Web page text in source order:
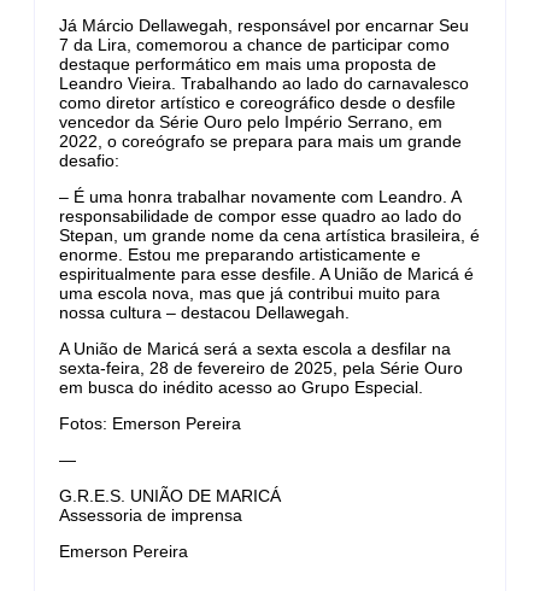
Já Márcio Dellawegah, responsável por encarnar Seu
7 da Lira, comemorou a chance de participar como
destaque performático em mais uma proposta de
Leandro Vieira. Trabalhando ao lado do carnavalesco
como diretor artístico e coreográfico desde o desfile
vencedor da Série Ouro pelo Império Serrano, em
2022, o coreógrafo se prepara para mais um grande
desafio:
– É uma honra trabalhar novamente com Leandro. A
responsabilidade de compor esse quadro ao lado do
Stepan, um grande nome da cena artística brasileira, é
enorme. Estou me preparando artisticamente e
espiritualmente para esse desfile. A União de Maricá é
uma escola nova, mas que já contribui muito para
nossa cultura – destacou Dellawegah.
A União de Maricá será a sexta escola a desfilar na
sexta-feira, 28 de fevereiro de 2025, pela Série Ouro
em busca do inédito acesso ao Grupo Especial.
Fotos: Emerson Pereira
—
G.R.E.S. UNIÃO DE MARICÁ
Assessoria de imprensa
Emerson Pereira